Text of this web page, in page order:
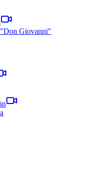
Giovanni"